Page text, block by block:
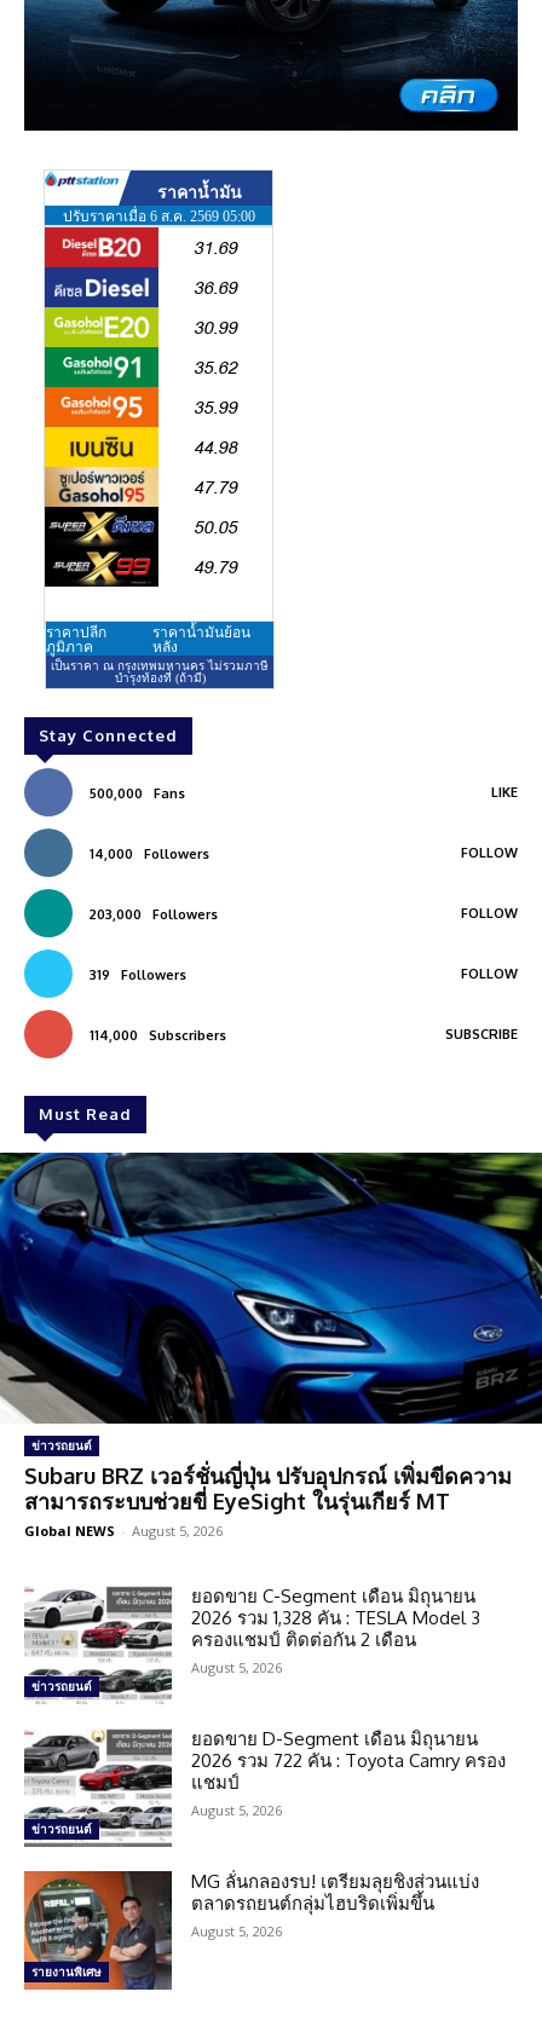
Stay Connected
500,000 Fans LIKE
14,000 Followers FOLLOW
203,000 Followers FOLLOW
319 Followers FOLLOW
114,000 Subscribers SUBSCRIBE
Must Read
ข่าวรถยนต์
Subaru BRZ เวอร์ชั่นญี่ปุ่น ปรับอุปกรณ์ เพิ่มขีดความ
สามารถระบบช่วยขี่ EyeSight ในรุ่นเกียร์ MT
Global NEWS - August 5, 2026
ข่าวรถยนต์
ยอดขาย C-Segment เดือน มิถุนายน
2026 รวม 1,328 คัน : TESLA Model 3
ครองแชมป์ ติดต่อกัน 2 เดือน
August 5, 2026
ข่าวรถยนต์
ยอดขาย D-Segment เดือน มิถุนายน
2026 รวม 722 คัน : Toyota Camry ครอง
แชมป์
August 5, 2026
รายงานพิเศษ
MG ลั่นกลองรบ! เตรียมลุยชิงส่วนแบ่ง
ตลาดรถยนต์กลุ่มไฮบริดเพิ่มขึ้น
August 5, 2026